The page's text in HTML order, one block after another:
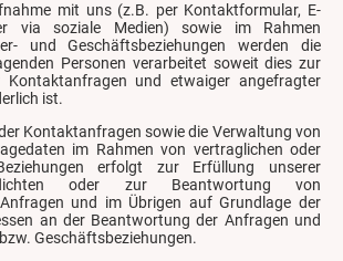
mit uns (z.B. per Kontaktformular, E-
via soziale Medien) sowie im Rahmen
und Geschäftsbeziehungen werden die
Personen verarbeitet soweit dies zur
Kontaktanfragen und etwaiger angefragter
ist.
Kontaktanfragen sowie die Verwaltung von
im Rahmen von vertraglichen oder
erfolgt zur Erfüllung unserer
oder zur Beantwortung von
und im Übrigen auf Grundlage der
an der Beantwortung der Anfragen und
Geschäftsbeziehungen.